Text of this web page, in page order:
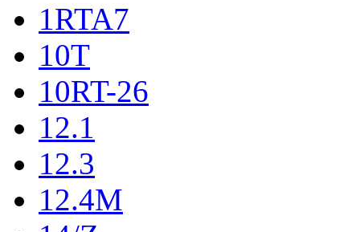
1RTA7
10T
10RT-26
12.1
12.3
12.4M